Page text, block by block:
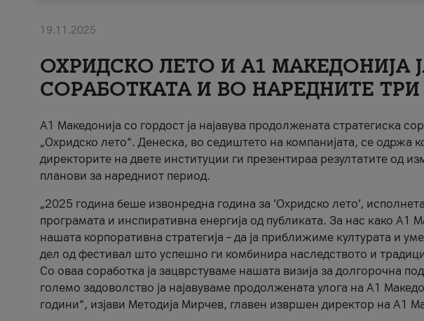
19.11.2025
ОХРИДСКО ЛЕТО И A1 МАКЕДОНИЈА
СОРАБОТКАТА И ВО НАРЕДНИТЕ
A1 Македонија со гордост ја најавува продолжената стратегиска
„Охридско лето“. Денеска, во седиштето на компанијата, се одржа
директорите на двете институции ги презентираа резултатите од
планови за наредниот период.
„2025 година беше извонредна година за ‘Охридско лето’,
програмата и инспиративна енергија од публиката. За нас како A1
нашата корпоративна стратегија – да ја приближиме културата и
дел од фестивал што успешно ги комбинира наследството и
Со оваа соработка ја зацврстуваме нашата визија за долгорочна
големо задоволство ја најавуваме продолжената улога на A1
години“, изјави Методија Мирчев, главен извршен директор на A1